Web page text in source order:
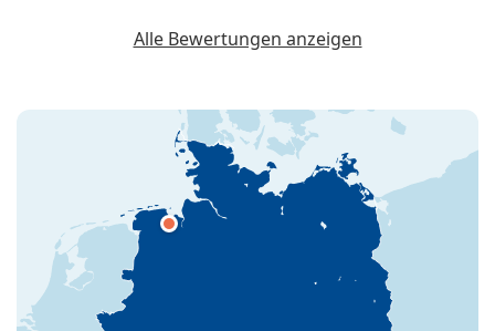
Alle Bewertungen anzeigen